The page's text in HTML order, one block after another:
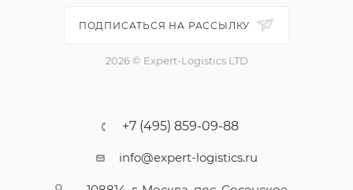
ПОДПИСАТЬСЯ НА РАССЫЛКУ
2026 © Expert-Logistics LTD
+7 (495) 859-09-88
info@expert-logistics.ru